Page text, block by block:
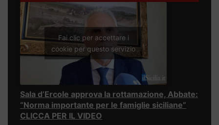
Fai clic per accettare i
cookie per questo servizio
Sala d’Ercole approva la rottamazione, Abbate:
“Norma importante per le famiglie siciliane”
CLICCA PER IL VIDEO